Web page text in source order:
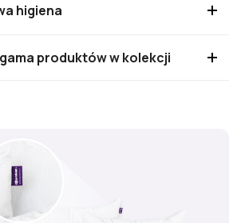
higiena
produktów w kolekcji